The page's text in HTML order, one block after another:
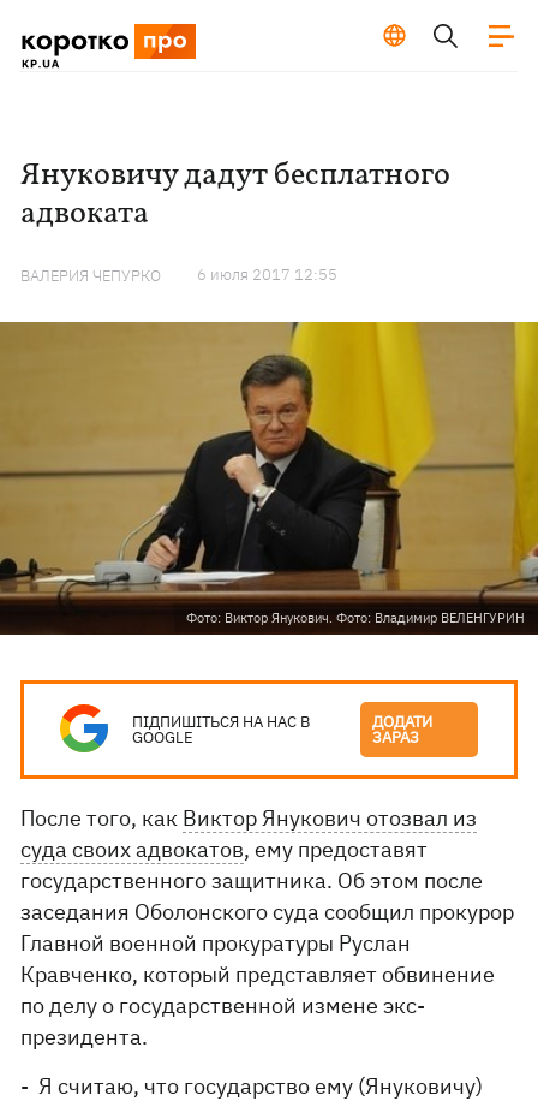
Януковичу дадут бесплатного
адвоката
ВАЛЕРИЯ ЧЕПУРКО 6 июля 2017 12:55
Фото: Виктор Янукович. Фото: Владимир ВЕЛЕНГУРИН
ПІДПИШІТЬСЯ НА НАС В
GOOGLE
ДОДАТИ
ЗАРАЗ
После того, как Виктор Янукович отозвал из
суда своих адвокатов, ему предоставят
государственного защитника. Об этом после
заседания Оболонского суда сообщил прокурор
Главной военной прокуратуры Руслан
Кравченко, который представляет обвинение
по делу о государственной измене экс-
президента.
- Я считаю, что государство ему (Януковичу)